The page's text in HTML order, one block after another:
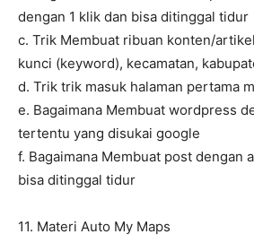
dengan 1 klik dan bisa ditinggal tidur
c. Trik Membuat ribuan konten/
kunci (keyword), kecamatan,
d. Trik trik masuk halaman pertama
e. Bagaimana Membuat wordpress
tertentu yang disukai google
f. Bagaimana Membuat post dengan
bisa ditinggal tidur
11. Materi Auto My Maps